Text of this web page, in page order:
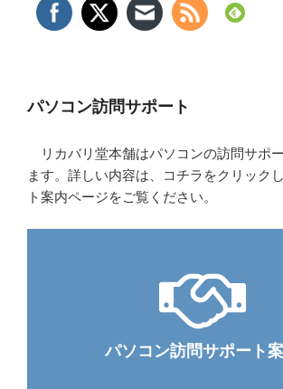
パソコン訪問サポート
リカバリ堂本舗はパソコンの訪問サポ
ます。詳しい内容は、コチラをクリック
ト案内ページをご覧ください。
パソコン訪問サポート